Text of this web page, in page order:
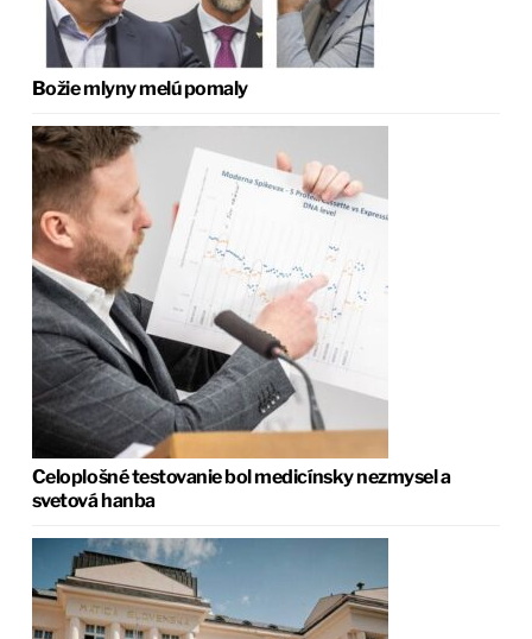
Božie mlyny melú pomaly
Celoplošné testovanie bol medicínsky nezmysel a
svetová hanba